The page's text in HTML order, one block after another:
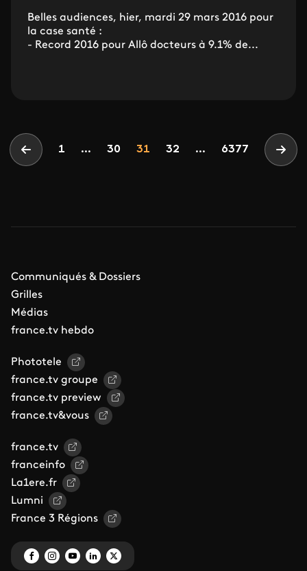
Belles audiences, hier, mardi 29 mars 2016 pour
la case santé :
- Record 2016 pour Allô docteurs à 9.1% de...
Pagination
Page précédente
1 ... Page
30 Page
31 Page
32 ... 6377
Communiqués & Dossiers
Grilles
Médias
france.tv hebdo
Phototele
france.tv groupe
france.tv preview
france.tv&vous
france.tv
franceinfo
La1ere.fr
Lumni
France 3 Régions